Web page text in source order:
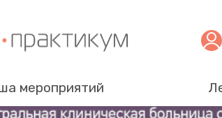
мероприятий